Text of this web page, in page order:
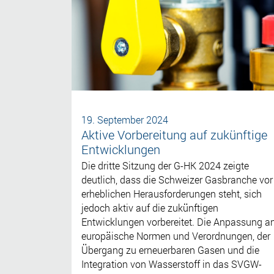
19. September 2024
Aktive Vorbereitung auf zukünftige
Entwicklungen
Die dritte Sitzung der G-HK 2024 zeigte
deutlich, dass die Schweizer Gasbranche vor
erheblichen Herausforderungen steht, sich
jedoch aktiv auf die zukünftigen
Entwicklungen vorbereitet. Die Anpassung
europäische Normen und Verordnungen, der
Übergang zu erneuerbaren Gasen und die
Integration von Wasserstoff in das SVGW-